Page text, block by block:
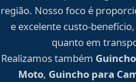
região. Nosso foco é
e excelente custo-
quanto em
Realizamos também
Moto, Guincho para